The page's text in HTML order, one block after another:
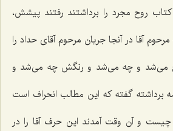
روح مجرد را برداشتند رفتند پیشش،
آقا در آنجا جریان مرحوم آقای حداد را
می‌شد و چه می‌شد و رنگش چه می‌شد و
برداشته گفته كه این مطالب انحراف است
و آن وقت آمدند این حرف آقا را در